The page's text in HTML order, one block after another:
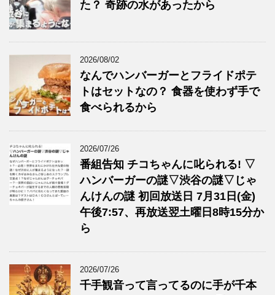
た？ 奇跡の水があったから
2026/08/02
なんでハンバーガーとフライドポテ
トはセットなの？ 食器を使わず手で
食べられるから
2026/07/26
番組告知 チコちゃんに叱られる! ▽
ハンバーガーの謎▽渋谷の謎▽じゃ
んけんの謎 初回放送日 7月31日(金)
午後7:57、再放送翌土曜日8時15分か
ら
2026/07/26
千手観音って言ってるのに手が千本